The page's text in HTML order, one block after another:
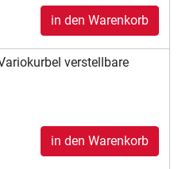
in den Warenkorb
verstellbare
in den Warenkorb